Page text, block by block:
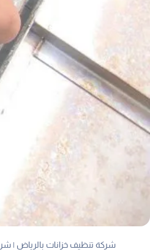
شركة تنظيف خزانات بالرياض |